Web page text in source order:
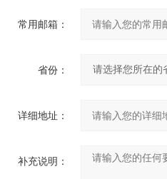
常用邮箱：
省份：
详细地址：
补充说明：